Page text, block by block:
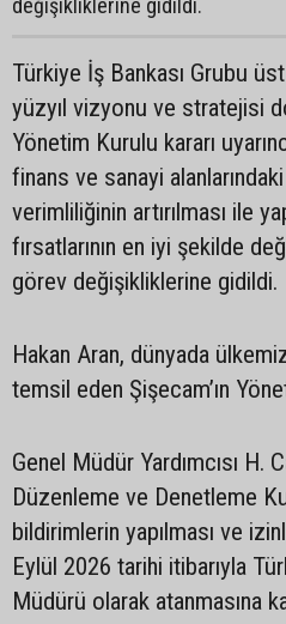
değişikliklerine gidildi.
Türkiye İş Bankası Grubu
yüzyıl vizyonu ve stratejisi
Yönetim Kurulu kararı
finans ve sanayi
verimliliğinin artırılması ile
fırsatlarının en iyi şekilde
görev değişikliklerine gidildi.
Hakan Aran, dünyada
temsil eden Şişecam’ın
Genel Müdür Yardımcısı H.
Düzenleme ve Denetleme
bildirimlerin yapılması ve
Eylül 2026 tarihi itibarıyla
Müdürü olarak atanmasına